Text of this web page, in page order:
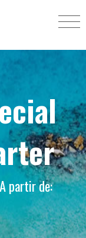
partir de: